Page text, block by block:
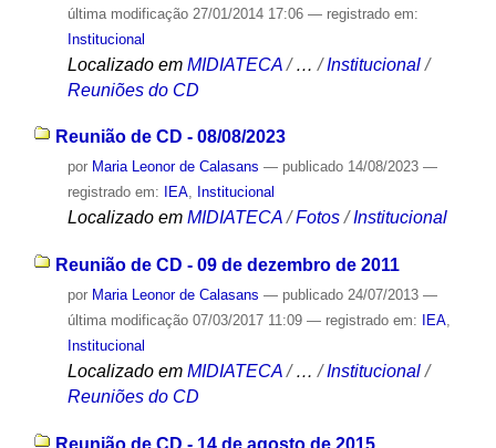
última modificação27/01/2014 17:06 — registrado em:
Institucional
Localizado em MIDIATECA /…/Institucional /
Reuniões do CD
Reunião de CD - 08/08/2023
por Maria Leonor de Calasans — publicado14/08/2023 —
registrado em:
IEA, Institucional
Localizado em MIDIATECA /Fotos /Institucional
Reunião de CD - 09 de dezembro de 2011
por Maria Leonor de Calasans — publicado24/07/2013 —
última modificação07/03/2017 11:09 — registrado em: IEA,
Institucional
Localizado em MIDIATECA /…/Institucional /
Reuniões do CD
Reunião de CD - 14 de agosto de 2015